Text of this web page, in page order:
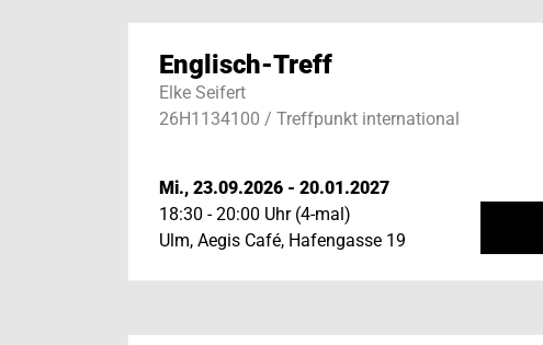
Englisch-Treff
Elke Seifert
26H1134100 / Treffpunkt international
Mi., 23.09.2026 - 20.01.2027
18:30 - 20:00 Uhr (4-mal)
Ulm, Aegis Café, Hafengasse 19